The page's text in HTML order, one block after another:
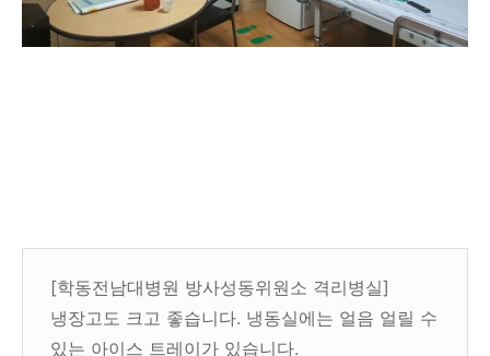
[학동전남대병원 방사성동위원소 격리병실]
냉장고도 크고 좋습니다. 냉동실에는 얼음 얼릴 수
있는 아이스 트레이가 있습니다.